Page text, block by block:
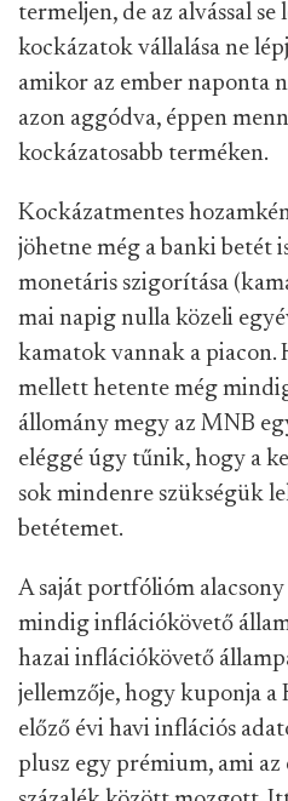
termeljen, de az alvással
kockázatok vállalása ne
amikor az ember naponta
azon aggódva, éppen
kockázatosabb terméken.
Kockázatmentes
jöhetne még a banki betét
monetáris szigorítása
mai napig nulla közeli
kamatok vannak a piacon.
mellett hetente még
állomány megy az MNB
eléggé úgy tűnik, hogy a
sok mindenre szükségük
betétemet.
A saját portfólióm
mindig inflációkövető
hazai inflációkövető
jellemzője, hogy kuponja
előző évi havi inflációs
plusz egy prémium, ami